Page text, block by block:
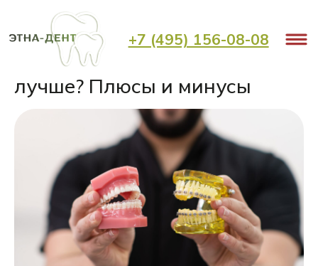
+7 (495) 156-08-08
Брекеты или элайнеры: что
лучше? Плюсы и минусы
< Назад